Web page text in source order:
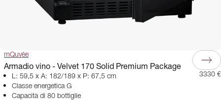
mQuvée
Armadio vino - Velvet 170 Solid Premium Package
L: 59,5 x A: 182/189 x P: 67,5 cm
Classe energetica G
Capacità di 80 bottiglie
3330 €